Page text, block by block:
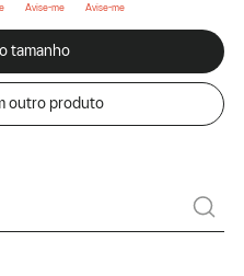
tamanho
outro produto